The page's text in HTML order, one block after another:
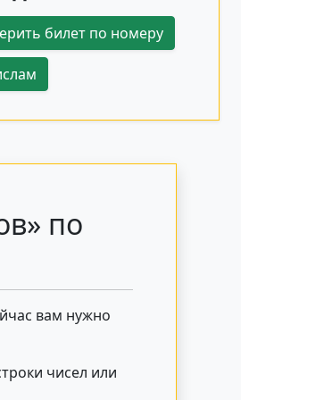
билет по номеру
по
вам нужно
чисел или